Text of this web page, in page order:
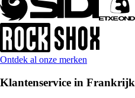
Ontdek al onze merken
Klantenservice in Frankrijk